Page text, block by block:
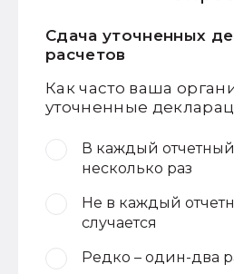
Сдача уточненных
расчетов
Как часто ваша
уточненные
В каждый
несколько раз
Не в каждый
случается
Редко – один-два